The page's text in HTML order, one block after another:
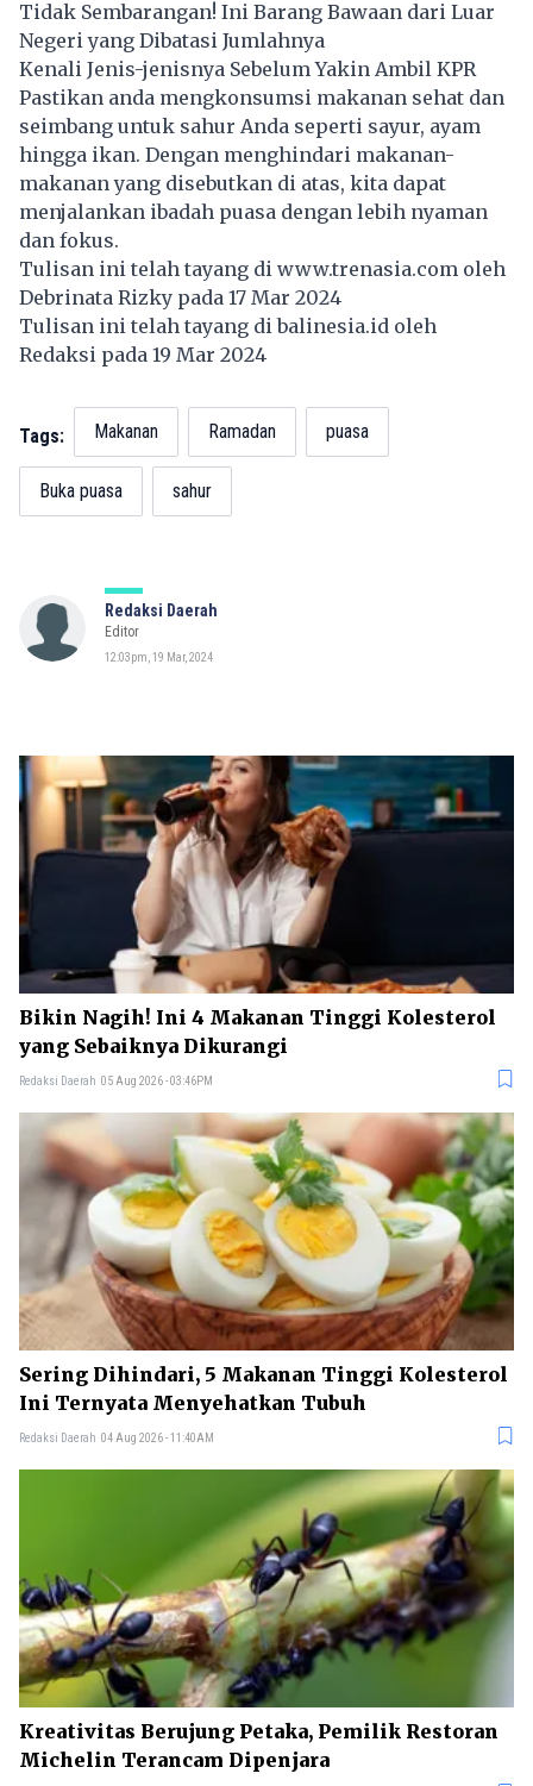
Tidak Sembarangan! Ini Barang Bawaan dari Luar
Negeri yang Dibatasi Jumlahnya
Kenali Jenis-jenisnya Sebelum Yakin Ambil KPR
Pastikan anda mengkonsumsi makanan sehat dan
seimbang untuk sahur Anda seperti sayur, ayam
hingga ikan. Dengan menghindari makanan-
makanan yang disebutkan di atas, kita dapat
menjalankan ibadah puasa dengan lebih nyaman
dan fokus.
Tulisan ini telah tayang di www.trenasia.com oleh
Debrinata Rizky pada 17 Mar 2024
Tulisan ini telah tayang dibalinesia.id oleh
Redaksi pada 19 Mar 2024
Tags: Makanan Ramadan puasa
Buka puasa sahur
Redaksi Daerah
Editor
12:03pm, 19 Mar, 2024
Bikin Nagih! Ini 4 Makanan Tinggi Kolesterol
yang Sebaiknya Dikurangi
Redaksi Daerah 05 Aug 2026 - 03:46PM
Sering Dihindari, 5 Makanan Tinggi Kolesterol
Ini Ternyata Menyehatkan Tubuh
Redaksi Daerah 04 Aug 2026 - 11:40AM
Kreativitas Berujung Petaka, Pemilik Restoran
Michelin Terancam Dipenjara